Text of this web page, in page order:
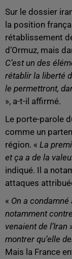
Sur le dossier
la position
rétablissement
d’Ormuz, mais
C’est un des
rétablir la liberté
le permettront,
», a-t-il affirmé.
Le porte-parole
comme un
région. « La
et ça a de la
indiqué. Il a
attaques
« On a
notamment
venaient de
montrer qu’elle
Mais la France